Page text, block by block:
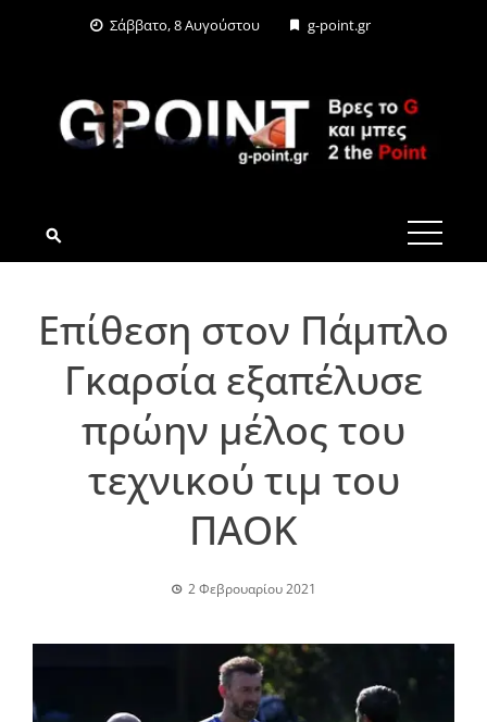
Σάββατο, 8 Αυγούστου g-point.gr
G-POINT.GR
Επίθεση στον Πάμπλο
Γκαρσία εξαπέλυσε
πρώην μέλος του
τεχνικού τιμ του
ΠΑΟΚ
2 Φεβρουαρίου 2021